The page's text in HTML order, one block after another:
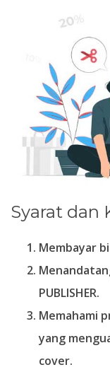
Syarat dan
Membayar
PUBLISHER.
Memahami
yang
cover.